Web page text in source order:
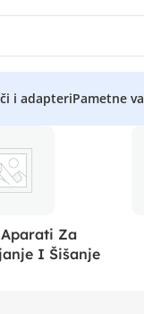
i adapteriPametne
Aparati Za
I Šišanje